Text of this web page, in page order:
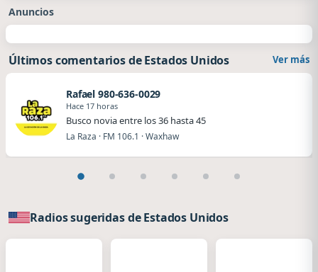
Anuncios
Últimos comentarios de Estados Unidos Ver más
Rafael 980-636-0029
Hace 17 horas
Busco novia entre los 36 hasta 45
La Raza · FM 106.1 · Waxhaw
Radios sugeridas de Estados Unidos